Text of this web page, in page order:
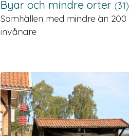
Byar och mindre orter (31)
Samhällen med mindre än 200
invånare